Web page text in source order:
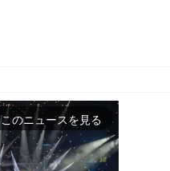
このニュースを見る